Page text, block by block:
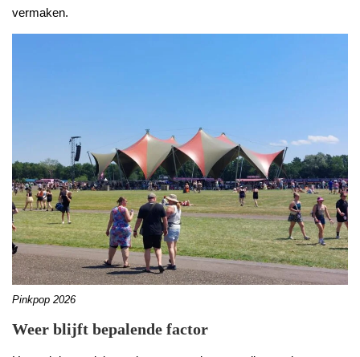
vermaken.
Pinkpop 2026
Weer blijft bepalende factor